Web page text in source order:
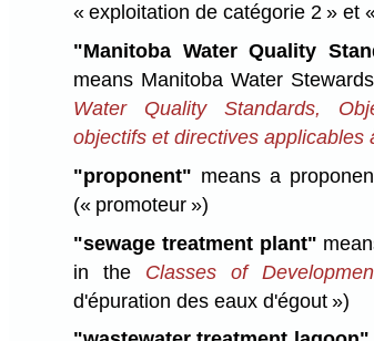
« exploitation de catégorie 2 » et
"Manitoba Water Quality
means Manitoba Water
Water Quality Standards,
objectifs et directives
"proponent" means a
(« promoteur »)
"sewage treatment plant"
in the Classes of
d'épuration des eaux d'égout »)